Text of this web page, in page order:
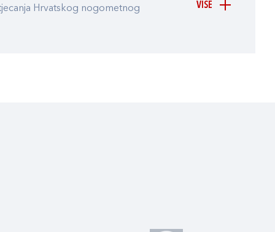
VIŠE
Hrvatskog nogometnog